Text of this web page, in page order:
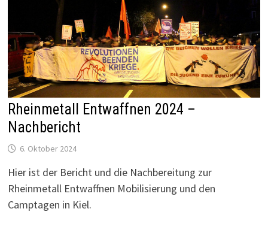
Rheinmetall Entwaffnen 2024 –
Nachbericht
6. Oktober 2024
Hier ist der Bericht und die Nachbereitung zur
Rheinmetall Entwaffnen Mobilisierung und den
Camptagen in Kiel.